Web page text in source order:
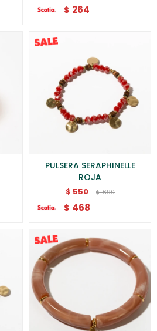
$ 264
PULSERA SERAPHINELLE
ROJA
$ 550 $ 690
$ 468